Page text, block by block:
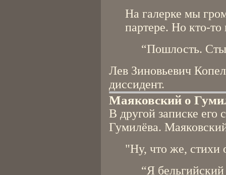
На галерке мы
партере. Но кто-то
“Пошлость.
Лев Зиновьевич
диссидент.
Маяковский о
В другой записке его
Гумилёва.
"Ну, что же, стихи
“Я